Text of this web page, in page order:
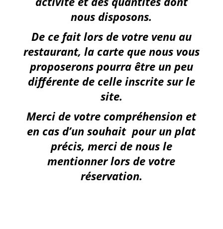
nous disposons.
De ce fait lors de votre venu au
restaurant, la carte que nous vous
proposerons pourra être un peu
différente de celle inscrite sur le
site.
Merci de votre compréhension et
en cas d’un souhait pour un plat
précis, merci de nous le
mentionner lors de votre
réservation.